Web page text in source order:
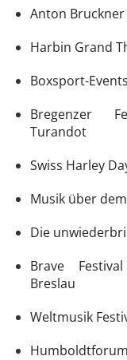
Anton
Harbin Grand
Boxsport-
Bregenzer
Turandot
Swiss Harley
Musik über
Die
Brave
Breslau
Weltmusik